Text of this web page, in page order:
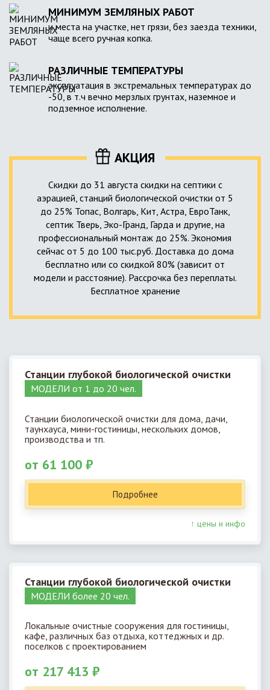
МИНИМУМ ЗЕМЛЯНЫХ РАБОТ
и места на участке, нет грязи, без заезда техники,
чаще всего ручная копка.
РАЗЛИЧНЫЕ ТЕМПЕРАТУРЫ
эксплуатация в экстремальных температурах до
-50, в т.ч вечно мерзлых грунтах, наземное и
подземное исполнение.
АКЦИЯ
Скидки до 31 августа скидки на септики с
аэрацией, станций биологической очистки от 5
до 25% Топас, Волгарь, Кит, Астра, ЕвроТанк,
септик Тверь, Эко-Гранд, Гарда и другие, на
профессиональный монтаж до 25%. Экономия
сейчас от 5 до 100 тыс.руб. Доставка до дома
бесплатно или со скидкой 80% (зависит от
модели и расстояние). Рассрочка без переплаты.
Бесплатное хранение
Станции глубокой биологической очистки
МОДЕЛИ от 1 до 20 чел.
Станции биологической очистки для дома, дачи,
таунхауса, мини-гостиницы, нескольких домов,
производства и тп.
от 61 100 ₽
Подробнее
↑ цены и инфо
Станции глубокой биологической очистки
МОДЕЛИ более 20 чел.
Локальные очистные сооружения для гостиницы,
кафе, различных баз отдыха, коттеджных и др.
поселков с проектированием
от 217 413 ₽